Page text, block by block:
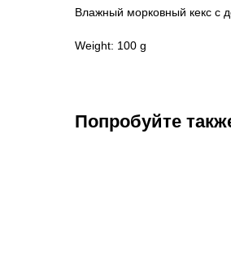
Влажный морковный кекс с
Weight: 100 g
Попробуйте